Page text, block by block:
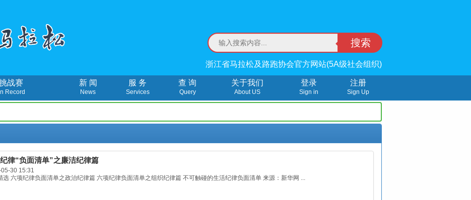
搜索
浙江省马拉松及路跑协会官方网站(5A级社会组织)
战赛
Record
新 闻
News
服 务
Services
查 询
Query
关于我们
About US
登录
Sign in
注册
Sign Up
律“负面清单”之廉洁纪律篇
30 15:31
选 六项纪律负面清单之政治纪律篇 六项纪律负面清单之组织纪律篇 不可触碰的生活纪律负面清单 来源：新华网 ...